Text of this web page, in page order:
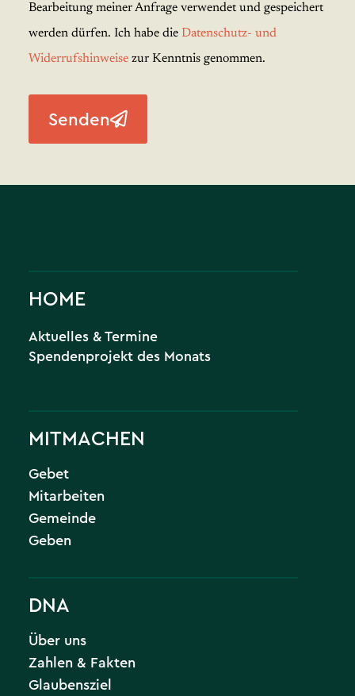
Bearbeitung meiner Anfrage verwendet und gespeichert
werden dürfen. Ich habe die Datenschutz- und
Widerrufshinweise zur Kenntnis genommen.
Senden
HOME
Aktuelles & Termine
Spendenprojekt des Monats
MITMACHEN
Gebet
Mitarbeiten
Gemeinde
Geben
DNA
Über uns
Zahlen & Fakten
Glaubensziel